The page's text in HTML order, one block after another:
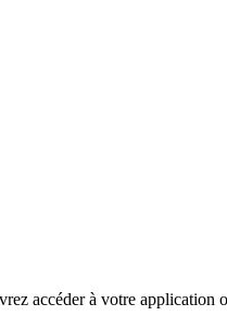
accéder à votre